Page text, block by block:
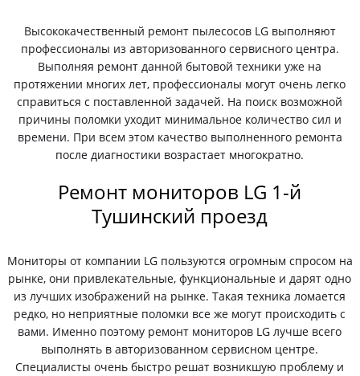
Высококачественный ремонт пылесосов LG выполняют
профессионалы из авторизованного сервисного центра.
Выполняя ремонт данной бытовой техники уже на
протяжении многих лет, профессионалы могут очень легко
справиться с поставленной задачей. На поиск возможной
причины поломки уходит минимальное количество сил и
времени. При всем этом качество выполненного ремонта
после диагностики возрастает многократно.
Ремонт мониторов LG 1-й
Тушинский проезд
Мониторы от компании LG пользуются огромным спросом на
рынке, они привлекательные, функциональные и дарят одно
из лучших изображений на рынке. Такая техника ломается
редко, но неприятные поломки все же могут происходить с
вами. Именно поэтому ремонт мониторов LG лучше всего
выполнять в авторизованном сервисном центре.
Специалисты очень быстро решат возникшую проблему и